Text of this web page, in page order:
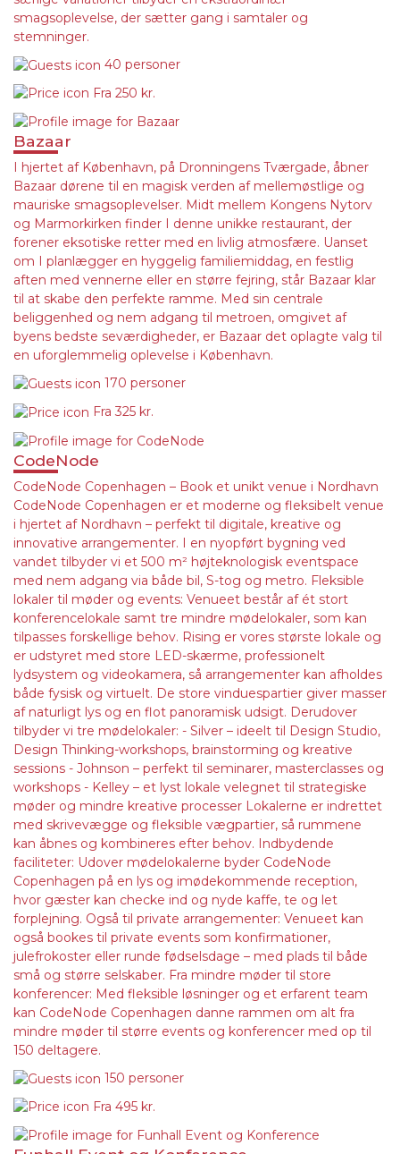
smagsoplevelse, der sætter gang i samtaler og
stemninger.
40 personer
Fra 250 kr.
Bazaar
I hjertet af København, på Dronningens Tværgade, åbner
Bazaar dørene til en magisk verden af mellemøstlige og
mauriske smagsoplevelser. Midt mellem Kongens Nytorv
og Marmorkirken finder I denne unikke restaurant, der
forener eksotiske retter med en livlig atmosfære. Uanset
om I planlægger en hyggelig familiemiddag, en festlig
aften med vennerne eller en større fejring, står Bazaar klar
til at skabe den perfekte ramme. Med sin centrale
beliggenhed og nem adgang til metroen, omgivet af
byens bedste seværdigheder, er Bazaar det oplagte valg til
en uforglemmelig oplevelse i København.
170 personer
Fra 325 kr.
CodeNode
CodeNode Copenhagen – Book et unikt venue i Nordhavn
CodeNode Copenhagen er et moderne og fleksibelt venue
i hjertet af Nordhavn – perfekt til digitale, kreative og
innovative arrangementer. I en nyopført bygning ved
vandet tilbyder vi et 500 m² højteknologisk eventspace
med nem adgang via både bil, S-tog og metro. Fleksible
lokaler til møder og events: Venueet består af ét stort
konferencelokale samt tre mindre mødelokaler, som kan
tilpasses forskellige behov. Rising er vores største lokale og
er udstyret med store LED-skærme, professionelt
lydsystem og videokamera, så arrangementer kan afholdes
både fysisk og virtuelt. De store vinduespartier giver masser
af naturligt lys og en flot panoramisk udsigt. Derudover
tilbyder vi tre mødelokaler: - Silver – ideelt til Design Studio,
Design Thinking-workshops, brainstorming og kreative
sessions - Johnson – perfekt til seminarer, masterclasses og
workshops - Kelley – et lyst lokale velegnet til strategiske
møder og mindre kreative processer Lokalerne er indrettet
med skrivevægge og fleksible vægpartier, så rummene
kan åbnes og kombineres efter behov. Indbydende
faciliteter: Udover mødelokalerne byder CodeNode
Copenhagen på en lys og imødekommende reception,
hvor gæster kan checke ind og nyde kaffe, te og let
forplejning. Også til private arrangementer: Venueet kan
også bookes til private events som konfirmationer,
julefrokoster eller runde fødselsdage – med plads til både
små og større selskaber. Fra mindre møder til store
konferencer: Med fleksible løsninger og et erfarent team
kan CodeNode Copenhagen danne rammen om alt fra
mindre møder til større events og konferencer med op til
150 deltagere.
150 personer
Fra 495 kr.